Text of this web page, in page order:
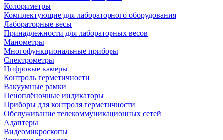
Колориметры
Комплектующие для лабораторного оборудования
Лабораторные весы
Принадлежности для лабораторных весов
Манометры
Многофункциональные приборы
Спектрометры
Цифровые камеры
Контроль герметичности
Вакуумные рамки
Пеноплёночные индикаторы
Приборы для контроля герметичности
Обслуживание телекоммуникационных сетей
Адаптеры
Видеомикроскопы